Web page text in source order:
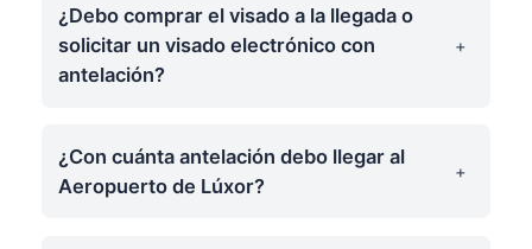
¿Debo comprar el visado a la llegada o
solicitar un visado electrónico con
antelación?
¿Con cuánta antelación debo llegar al
Aeropuerto de Lúxor?